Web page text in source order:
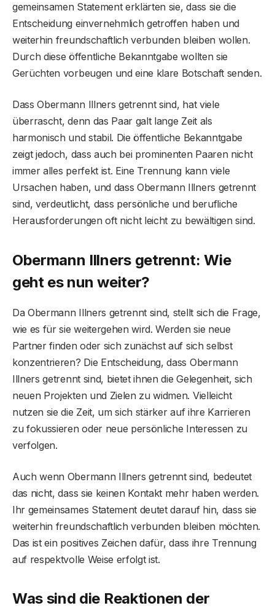
gemeinsamen Statement erklärten sie, dass sie die
Entscheidung einvernehmlich getroffen haben und
weiterhin freundschaftlich verbunden bleiben wollen.
Durch diese öffentliche Bekanntgabe wollten sie
Gerüchten vorbeugen und eine klare Botschaft senden.
Dass Obermann Illners getrennt sind, hat viele
überrascht, denn das Paar galt lange Zeit als
harmonisch und stabil. Die öffentliche Bekanntgabe
zeigt jedoch, dass auch bei prominenten Paaren nicht
immer alles perfekt ist. Eine Trennung kann viele
Ursachen haben, und dass Obermann Illners getrennt
sind, verdeutlicht, dass persönliche und berufliche
Herausforderungen oft nicht leicht zu bewältigen sind.
Obermann Illners getrennt: Wie
geht es nun weiter?
Da Obermann Illners getrennt sind, stellt sich die Frage,
wie es für sie weitergehen wird. Werden sie neue
Partner finden oder sich zunächst auf sich selbst
konzentrieren? Die Entscheidung, dass Obermann
Illners getrennt sind, bietet ihnen die Gelegenheit, sich
neuen Projekten und Zielen zu widmen. Vielleicht
nutzen sie die Zeit, um sich stärker auf ihre Karrieren
zu fokussieren oder neue persönliche Interessen zu
verfolgen.
Auch wenn Obermann Illners getrennt sind, bedeutet
das nicht, dass sie keinen Kontakt mehr haben werden.
Ihr gemeinsames Statement deutet darauf hin, dass sie
weiterhin freundschaftlich verbunden bleiben möchten.
Das ist ein positives Zeichen dafür, dass ihre Trennung
auf respektvolle Weise erfolgt ist.
Was sind die Reaktionen der